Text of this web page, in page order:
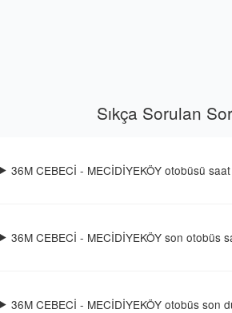
Sıkça Sorulan
36M CEBECİ - MECİDİYEKÖY otobüsü
36M CEBECİ - MECİDİYEKÖY son otobüs
36M CEBECİ - MECİDİYEKÖY otobüs son